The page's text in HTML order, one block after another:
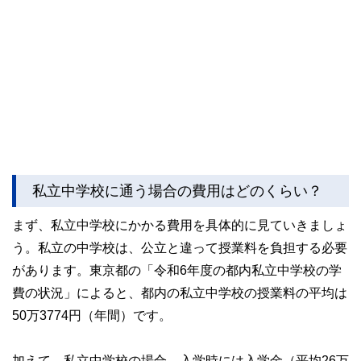
私立中学校に通う場合の費用はどのくらい？
まず、私立中学校にかかる費用を具体的に見ていきましょ
う。私立の中学校は、公立と違って授業料を負担する必要
があります。東京都の「令和6年度の都内私立中学校の学
費の状況」によると、都内の私立中学校の授業料の平均は
50万3774円（年間）です。